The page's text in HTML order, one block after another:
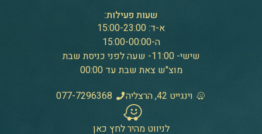
שעות פעילות:
א-ד: 15:00-23:00
ה-15:00-00:00
שישי- 11:00- שעה לפני כניסת שבת
מוצ"ש צאת שבת עד 00:00
וינגייט 42, הרצליה
077-7296368
לניווט מהיר לחץ כאן